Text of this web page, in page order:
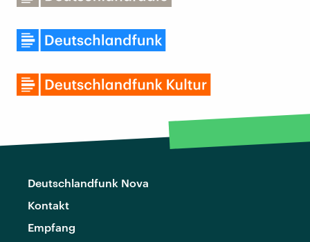
Deutschlandfunk Nova
Kontakt
Empfang